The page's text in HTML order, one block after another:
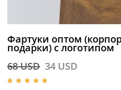
Фартуки оптом
подарки) с логотипом
68USD 34 USD